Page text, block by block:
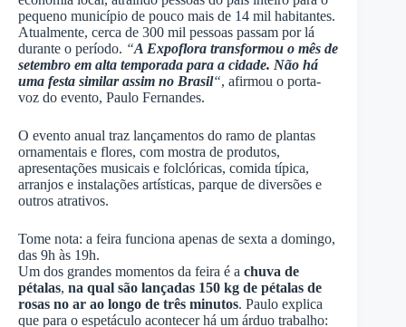
pequeno município de pouco mais de 14 mil habitantes.
Atualmente, cerca de 300 mil pessoas passam por lá
durante o período. “A Expoflora transformou o mês de
setembro em alta temporada para a cidade. Não há
uma festa similar assim no Brasil“, afirmou o porta-
voz do evento, Paulo Fernandes.
O evento anual traz lançamentos do ramo de plantas
ornamentais e flores, com mostra de produtos,
apresentações musicais e folclóricas, comida típica,
arranjos e instalações artísticas, parque de diversões e
outros atrativos.
Tome nota: a feira funciona apenas de sexta a domingo,
das 9h às 19h.
Um dos grandes momentos da feira é a chuva de
pétalas, na qual são lançadas 150 kg de pétalas de
rosas no ar ao longo de três minutos. Paulo explica
que para o espetáculo acontecer há um árduo trabalho: